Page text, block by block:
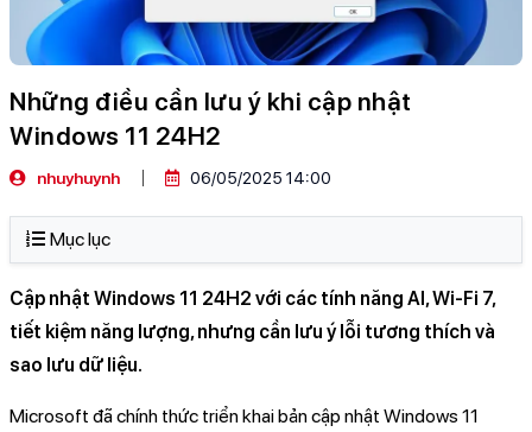
Những điều cần lưu ý khi cập nhật
Windows 11 24H2
nhuyhuynh 06/05/2025 14:00
Mục lục
Cập nhật Windows 11 24H2 với các tính năng AI, Wi-Fi 7,
tiết kiệm năng lượng, nhưng cần lưu ý lỗi tương thích và
sao lưu dữ liệu.
Microsoft đã chính thức triển khai bản cập nhật Windows 11